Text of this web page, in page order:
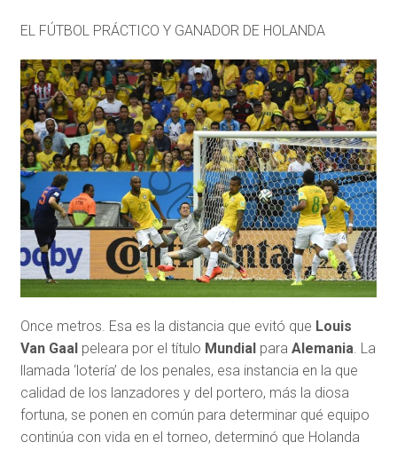
EL FÚTBOL PRÁCTICO Y GANADOR DE HOLANDA
Once metros. Esa es la distancia que evitó que Louis
Van Gaal peleara por el título Mundial para Alemania. La
llamada ‘lotería’ de los penales, esa instancia en la que
calidad de los lanzadores y del portero, más la diosa
fortuna, se ponen en común para determinar qué equipo
continúa con vida en el torneo, determinó que Holanda